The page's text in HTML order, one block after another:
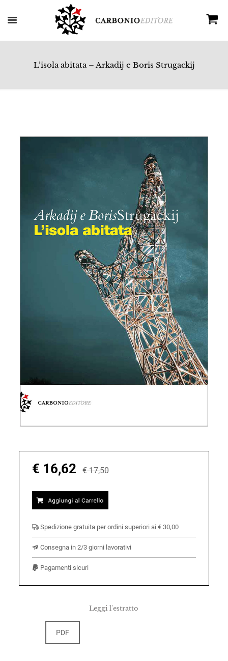
L’isola abitata – Arkadij e Boris Strugackij
€ 16,62 € 17,50
Spedizione gratuita per ordini superiori ai € 30,00
Consegna in 2/3 giorni lavorativi
Pagamenti sicuri
Leggi l'estratto
PDF